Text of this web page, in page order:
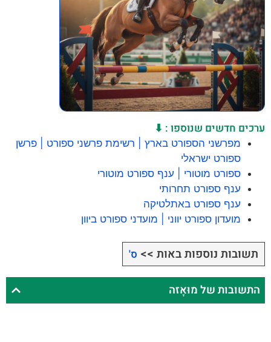
ערכים חדשים שנוספו : ⬇
מפרשני הספורט בארץ | רשימת פרשני ספורט | פרשן
ספורט ישראלי
ספורט מוטורי | ענף ספורט מוטורי
ענף ספורט תחרותי
ענף ספורט באתלטיקה
מועדון ספורט יווני | מועדני ספורט ביוון
תשובות נוספות באות >> ס'
התשובות של מוּאָזה